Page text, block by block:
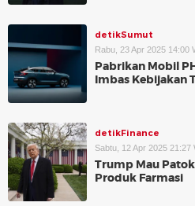
detikSumut
Rabu, 23 Apr 2025 14:00
Pabrikan Mobil
Imbas Kebijakan
detikFinance
Sabtu, 12 Apr 2025 21:27
Trump Mau
Produk Farmasi